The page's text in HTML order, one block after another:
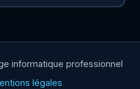
informatique professionnel
légales